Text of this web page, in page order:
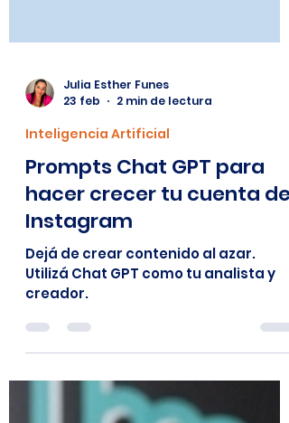
Julia Esther Funes
Inteligencia Artificial
Prompts Chat GPT para
hacer crecer tu cuenta de
Instagram
Dejá de crear contenido al azar.
Utilizá Chat GPT como tu analista y